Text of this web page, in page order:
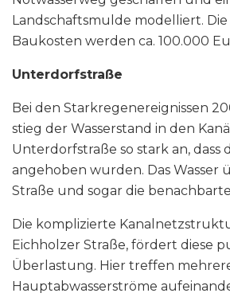
Landschaftsmulde modelliert.
Baukosten werden ca. 100.000
Unterdorfstraße
Bei den Starkregenereignissen
stieg der Wasserstand in den
Unterdorfstraße so stark an, dass
angehoben wurden. Das Wasser
Straße und sogar die
Die komplizierte
Eichholzer Straße, fördert diese
Überlastung. Hier treffen
Hauptabwasserströme